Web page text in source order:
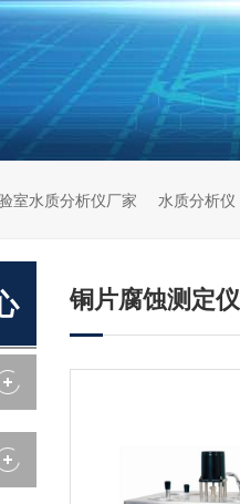
室水质分析仪厂家 水质分析仪
铜片腐蚀测定仪